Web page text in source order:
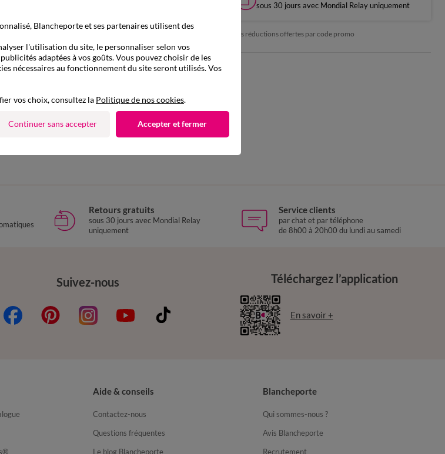
sous 30 jours avec Mondial Relay uniquement
*exclu des réductions offertes par code promo
idées de Ballerines
Retours gratuits
sous 30 jours avec Mondial Relay
uniquement
Service clients
par chat et par téléphone
de 8h00 à 20h00 du lundi au samedi
Suivez-nous Téléchargez l’application
En savoir +
Aide & conseils
Contactez-nous
Questions fréquentes
Le blog Blancheporte
Blancheporte
Qui sommes-nous ?
Avis Blancheporte
Recrutement
Blancheporte et ses partenaires utilisent des
l'utilisation du site, le personnaliser selon vos
adaptées à vos goûts. Vous pouvez choisir de les
nécessaires au fonctionnement du site seront utilisés. Vos
vos choix, consultez la Politique de nos cookies.
Continuer sans accepter Accepter et fermer